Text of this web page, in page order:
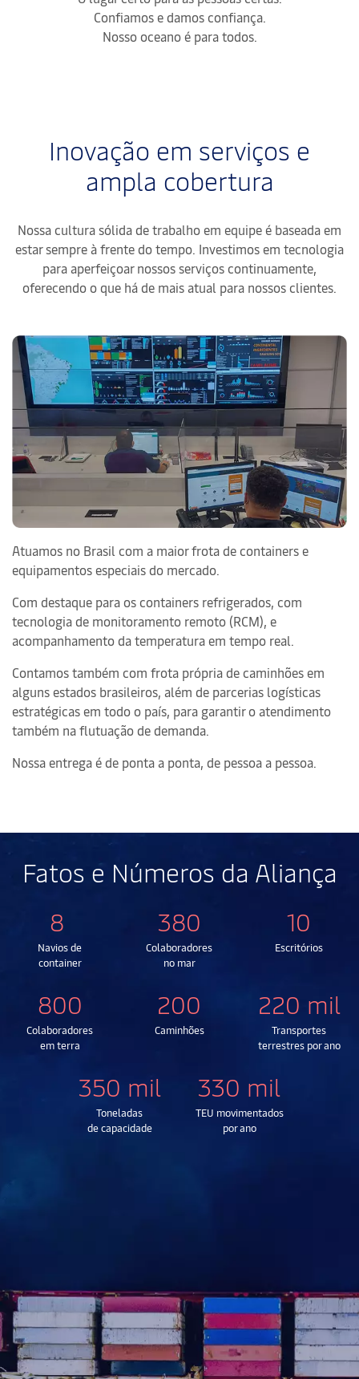
Confiamos e damos confiança.
Nosso oceano é para todos.
Inovação em serviços e
ampla cobertura
Nossa cultura sólida de trabalho em equipe é baseada em
estar sempre à frente do tempo. Investimos em tecnologia
para aperfeiçoar nossos serviços continuamente,
oferecendo o que há de mais atual para nossos clientes.
Atuamos no Brasil com a maior frota de containers e
equipamentos especiais do mercado.
Com destaque para os containers refrigerados, com
tecnologia de monitoramento remoto (RCM), e
acompanhamento da temperatura em tempo real.
Contamos também com frota própria de caminhões em
alguns estados brasileiros, além de parcerias logísticas
estratégicas em todo o país, para garantir o atendimento
também na flutuação de demanda.
Nossa entrega é de ponta a ponta, de pessoa a pessoa.
Fatos e Números da Aliança
8
Navios de
container
380
Colaboradores
no mar
10
Escritórios
800
Colaboradores
em terra
200
Caminhões
220 mil
Transportes
terrestres por ano
350 mil
Toneladas
de capacidade
330 mil
TEU movimentados
por ano